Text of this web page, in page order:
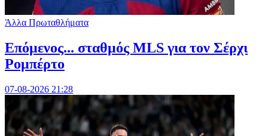
Άλλα Πρωταθλήματα
Επόμενος... σταθμός MLS για τον Σέρχι
Ρομπέρτο
07-08-2026 21:28